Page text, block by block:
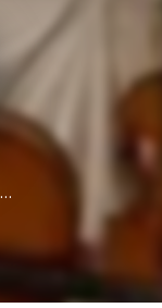
Prova Archi a Sezione (violini, viole, violoncelli)